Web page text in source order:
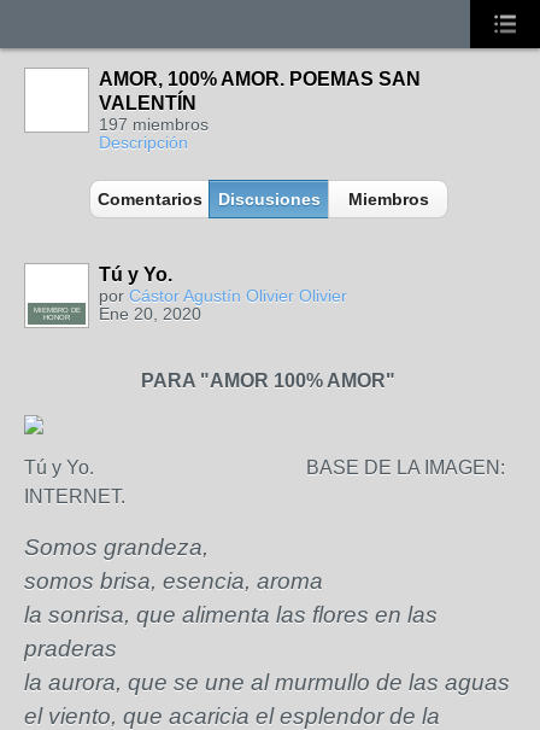
AMOR, 100% AMOR. POEMAS SAN
VALENTÍN
197 miembros
Descripción
Comentarios Discusiones Miembros
MIEMBRO DE
HONOR
Tú y Yo.
por Cástor Agustín Olivier Olivier
Ene 20, 2020
PARA "AMOR 100% AMOR"
Tú y Yo. BASE DE LA IMAGEN:
INTERNET.
Somos grandeza,
somos brisa, esencia, aroma
la sonrisa, que alimenta las flores en las
praderas
la aurora, que se une al murmullo de las aguas
el viento, que acaricia el esplendor de la